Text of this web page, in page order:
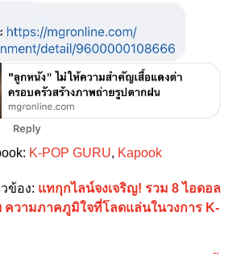
K-POP GURU, Kapook
ข้อง: แทกุกไลน์จงเจริญ! รวม 8 ไอดอล
ความภาคภูมิใจที่โลดแล่นในวงการ K-